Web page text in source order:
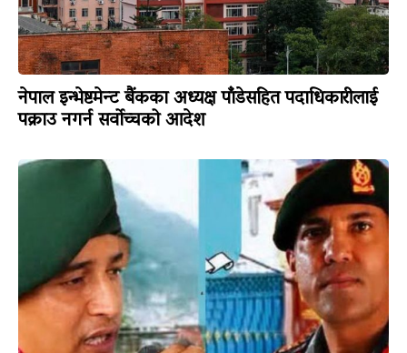
नेपाल इन्भेष्टमेन्ट बैंकका अध्यक्ष पाँडेसहित पदाधिकारीलाई
पक्राउ नगर्न सर्वोच्चको आदेश